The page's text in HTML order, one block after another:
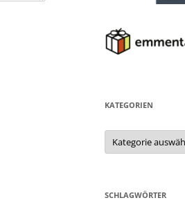
KATEGORIEN
Kategorien
SCHLAGWÖRTER